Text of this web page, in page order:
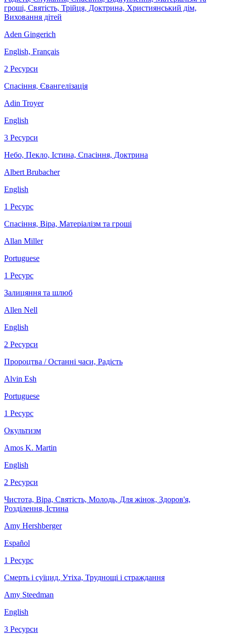
гроші, Святість, Трійця, Доктрина, Християнський дім,
Виховання дітей
Aden Gingerich
English, Français
2 Ресурси
Спасіння, Євангелізація
Adin Troyer
English
3 Ресурси
Небо, Пекло, Істина, Спасіння, Доктрина
Albert Brubacher
English
1 Ресурс
Спасіння, Віра, Матеріалізм та гроші
Allan Miller
Portuguese
1 Ресурс
Залицяння та шлюб
Allen Nell
English
2 Ресурси
Пророцтва / Останні часи, Радість
Alvin Esh
Portuguese
1 Ресурс
Окультизм
Amos K. Martin
English
2 Ресурси
Чистота, Віра, Святість, Молодь, Для жінок, Здоров'я,
Розділення, Істина
Amy Hershberger
Español
1 Ресурс
Смерть і суїцид, Утіха, Труднощі і страждання
Amy Steedman
English
3 Ресурси